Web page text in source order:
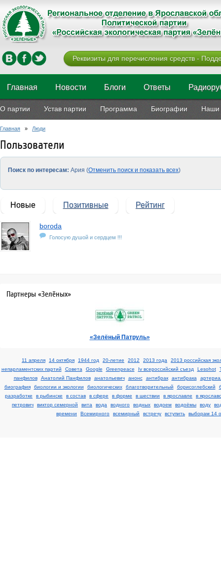
Реквизиты для перечисления средств -
Главная Новости Блоги Ответы
О партии Устав партии Программа Биографии Наши
Главная » Люди
Пользователи
Поиск по интересам: Ария (Отменить поиск и показать всех)
Новые Позитивные Рейтинг
boroda
Голосую душой и сердцем !!!
Партнеры «Зелёных»
«Зелёный Патруль»
11 апреля 14 октября 1944 год 20-летие 2012 2013 года
2013 российская
непарламентских партий
Cовета Google Greenpeace Iv всероссийский съезд Lesohot
панфилов
Анатолий Панфилов анатольевич анонс антибрак антибрака
биография
биологии и экологии биологических благотворительный борисоглебский
разработке
в рыбинске в состав в сфере в форме в шествии в ярославле
в
петрович
виктор семерной вита вода водного водных водоем водоёмы воду
времени
Всемирного всемирный встречу вступить выборам 14